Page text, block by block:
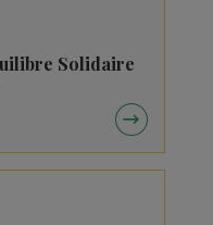
Solidaire